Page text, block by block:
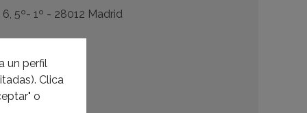
5º- 1º - 28012 Madrid
un perfil
Clica
o